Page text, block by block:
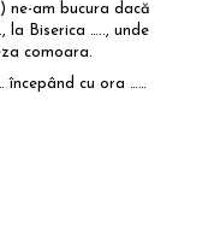
ne-am bucura dacă
Biserica ….., unde
comoara.
începând cu ora ……